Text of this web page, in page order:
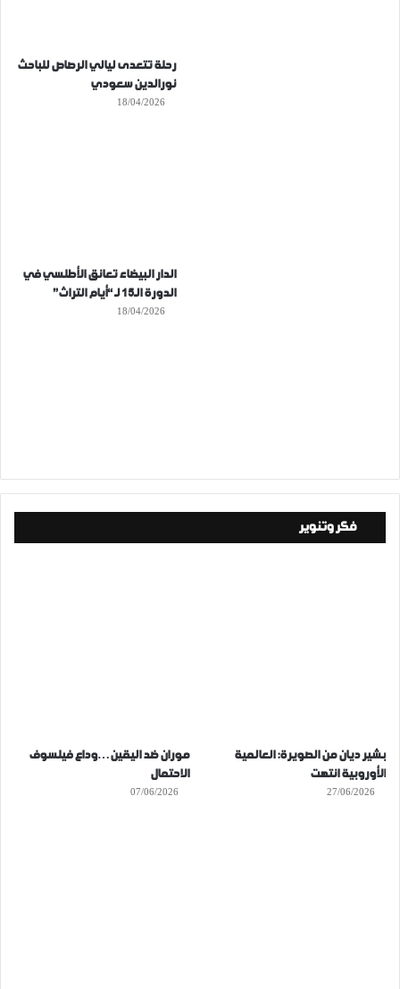
رحلة تتعدى ليالي الرصاص للباحث
نورالدين سعودي
18/04/2026
الدار البيضاء تعانق الأطلسي في
الدورة الـ15 لـ “أيام التراث”
18/04/2026
فكر وتنوير
بشير ديان من الصويرة: العالمية
الأوروبية انتهت
27/06/2026
موران ضد اليقين…وداع فيلسوف
الاحتمال
07/06/2026